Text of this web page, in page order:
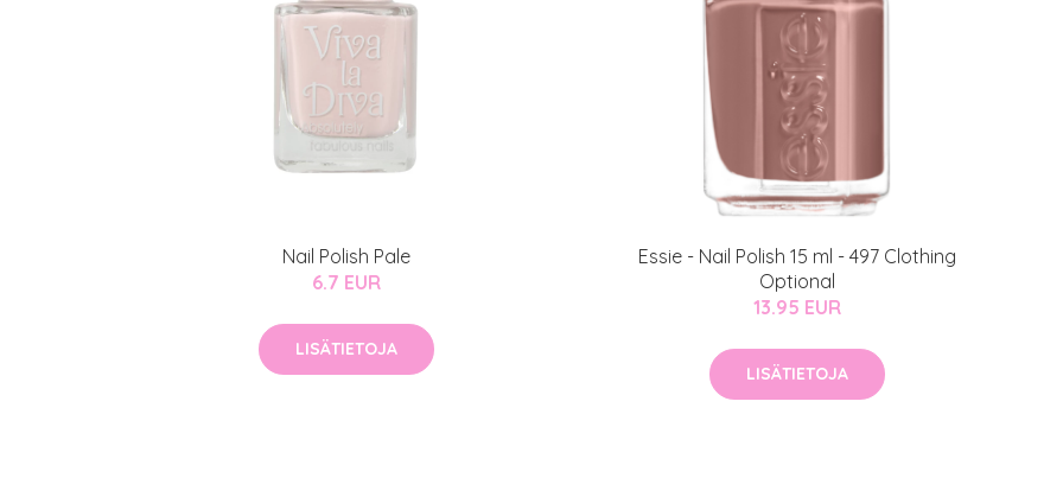
Nail Polish Pale
6.7 EUR
LISÄTIETOJA
Essie - Nail Polish 15 ml - 497 Clothing
Optional
13.95 EUR
LISÄTIETOJA